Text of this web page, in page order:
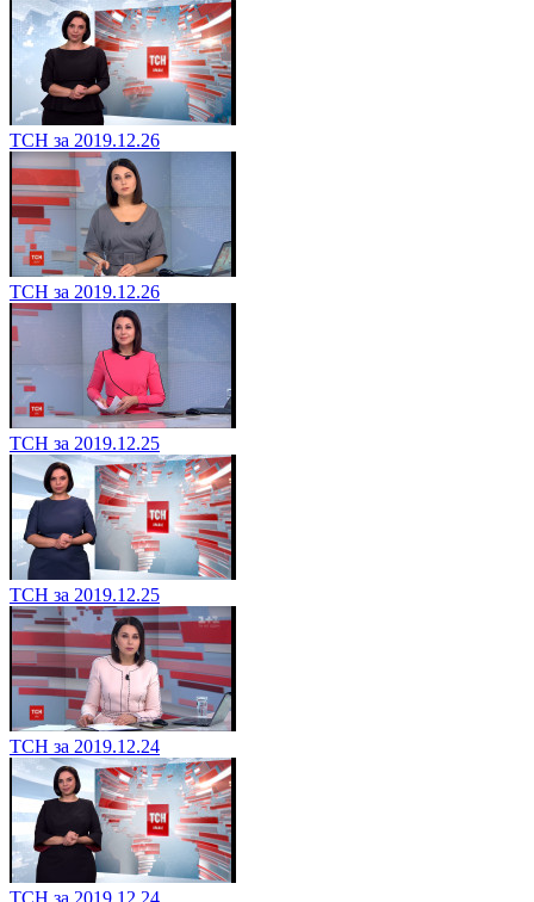
ТСН за 2019.12.26
ТСН за 2019.12.26
ТСН за 2019.12.25
ТСН за 2019.12.25
ТСН за 2019.12.24
ТСН за 2019.12.24